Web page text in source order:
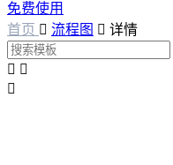
免费使用
首页  流程图  详情
 
